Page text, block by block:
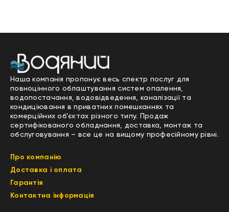
Наша компанія пропонує весь спектр послуг для
повноцінного облаштування систем опалення,
водопостачання, водовідведення, каналізації та
кондиціювання в приватних помешканнях та
комерційних об’єктах різного типу. Продаж
сертифікованого обладнання, доставка, монтаж та
обслуговування – все це на вищому професійному рівні.
Про компанію
Доставка і оплата
Гарантія
Контактна інформація